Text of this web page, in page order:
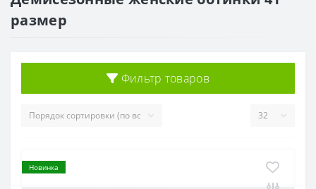
размер
Фильтр товаров
Новинка